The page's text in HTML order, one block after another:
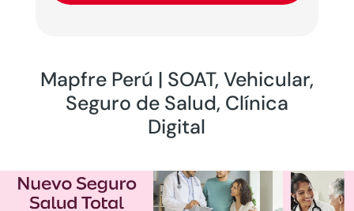
Mapfre Perú | SOAT, Vehicular,
Seguro de Salud, Clínica
Digital